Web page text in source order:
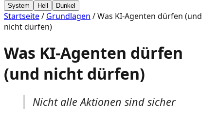
System Hell Dunkel
Startseite/ Grundlagen /Was KI-Agenten dürfen (und
nicht dürfen)
Was KI-Agenten dürfen
(und nicht dürfen)
Nicht alle Aktionen sind sicher